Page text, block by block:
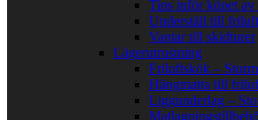
Tips inför köpet
Underställ till
Vantar till skidturer
Lägerutrustning
Friluftskök –
Hängmatta till
Liggunderlag –